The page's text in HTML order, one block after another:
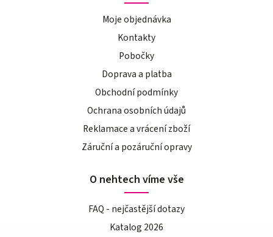
Moje objednávka
Kontakty
Pobočky
Doprava a platba
Obchodní podmínky
Ochrana osobních údajů
Reklamace a vrácení zboží
Záruční a pozáruční opravy
O nehtech víme vše
FAQ - nejčastější dotazy
Katalog 2026